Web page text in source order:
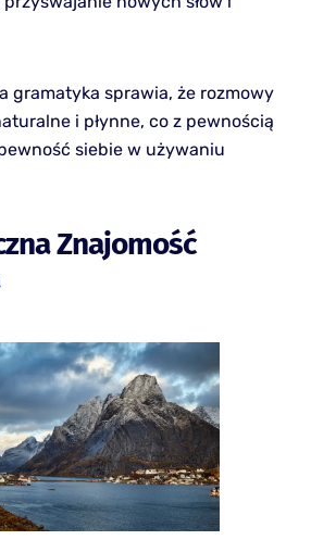
gramatyka sprawia, że rozmowy
i płynne, co z pewnością
siebie w używaniu
Znajomość